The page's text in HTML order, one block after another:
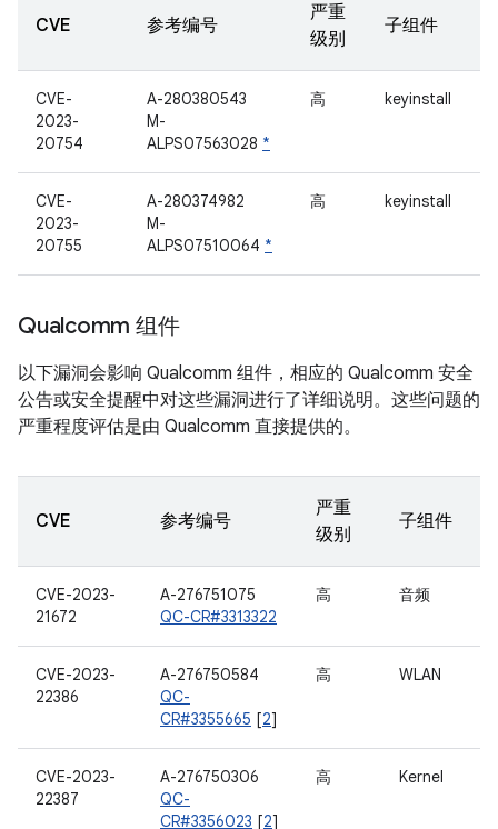
CVE 参考编号
严重
级别
子组件
CVE-
2023-
20754
A-280380543
M-
ALPS07563028 *
高 keyinstall
CVE-
2023-
20755
A-280374982
M-
ALPS07510064 *
高 keyinstall
Qualcomm 组件
以下漏洞会影响 Qualcomm 组件，相应的 Qualcomm 安全
公告或安全提醒中对这些漏洞进行了详细说明。这些问题的
严重程度评估是由 Qualcomm 直接提供的。
CVE 参考编号
严重
级别
子组件
CVE-2023-
21672
A-276751075
QC-CR#3313322
高 音频
CVE-2023-
22386
A-276750584
QC-
CR#3355665 [2]
高 WLAN
CVE-2023-
22387
A-276750306
QC-
CR#3356023 [2]
高 Kernel